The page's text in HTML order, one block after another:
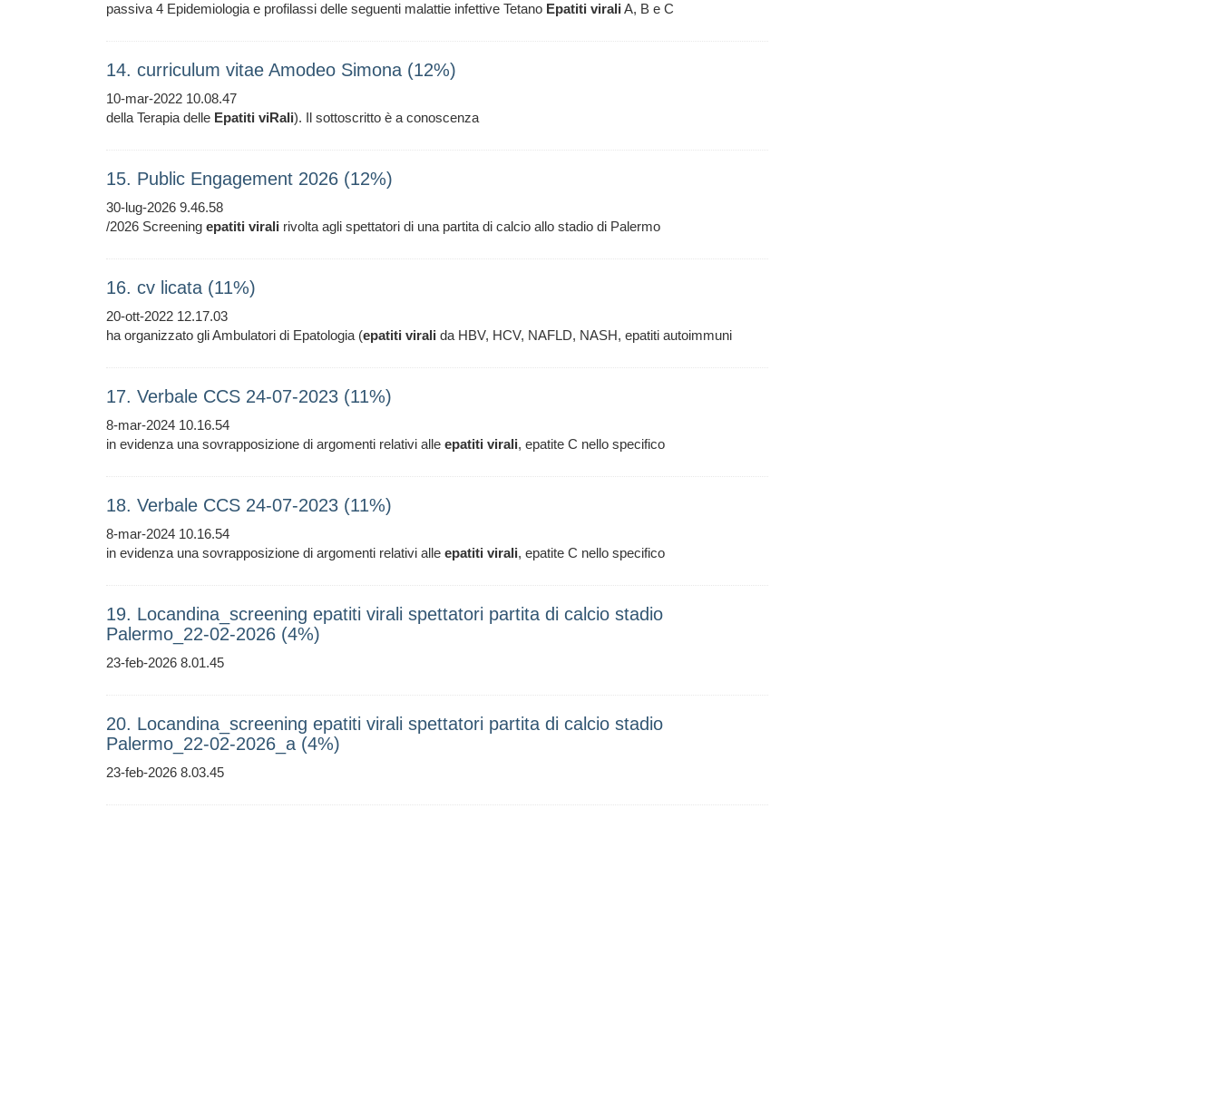
passiva 4 Epidemiologia e profilassi delle seguenti malattie infettive Tetano Epatiti virali A, B e C
14. curriculum vitae Amodeo Simona (12%)
10-mar-2022 10.08.47
della Terapia delle Epatiti viRali). Il sottoscritto è a conoscenza
15. Public Engagement 2026 (12%)
30-lug-2026 9.46.58
/2026 Screening epatiti virali rivolta agli spettatori di una partita di calcio allo stadio di Palermo
16. cv licata (11%)
20-ott-2022 12.17.03
ha organizzato gli Ambulatori di Epatologia (epatiti virali da HBV, HCV, NAFLD, NASH, epatiti autoimmuni
17. Verbale CCS 24-07-2023 (11%)
8-mar-2024 10.16.54
in evidenza una sovrapposizione di argomenti relativi alle epatiti virali, epatite C nello specifico
18. Verbale CCS 24-07-2023 (11%)
8-mar-2024 10.16.54
in evidenza una sovrapposizione di argomenti relativi alle epatiti virali, epatite C nello specifico
19. Locandina_screening epatiti virali spettatori partita di calcio stadio
Palermo_22-02-2026 (4%)
23-feb-2026 8.01.45
20. Locandina_screening epatiti virali spettatori partita di calcio stadio
Palermo_22-02-2026_a (4%)
23-feb-2026 8.03.45